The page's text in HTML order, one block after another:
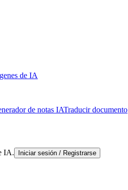
de IA
de notas IATraducir documento
IA.
Iniciar sesión / Registrarse